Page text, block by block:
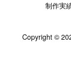
制作実
Copyright ©